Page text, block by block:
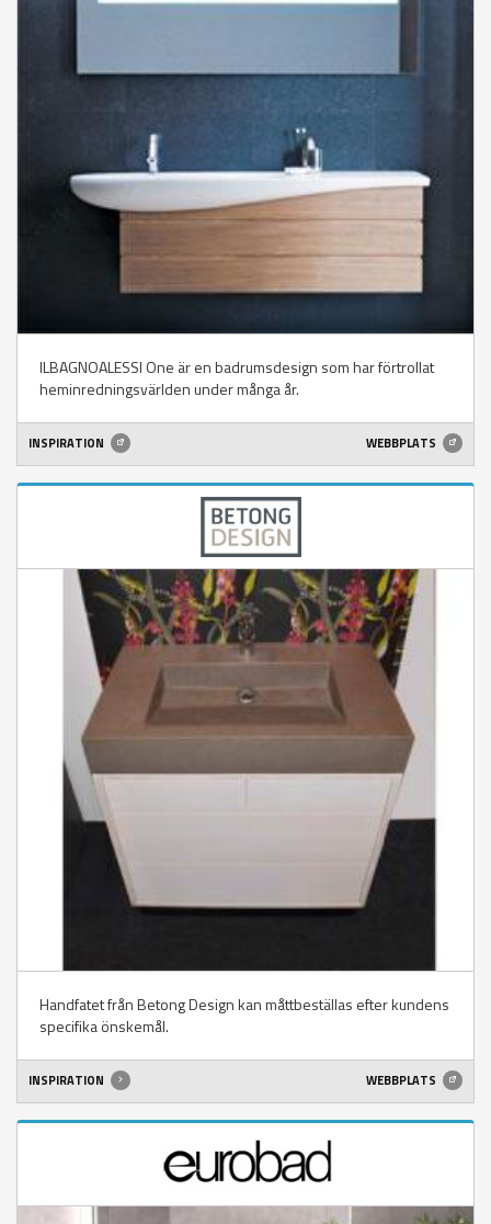
ILBAGNOALESSI One är en badrumsdesign som har förtrollat
heminredningsvärlden under många år.
INSPIRATION WEBBPLATS
Handfatet från Betong Design kan måttbeställas efter kundens
specifika önskemål.
INSPIRATION WEBBPLATS